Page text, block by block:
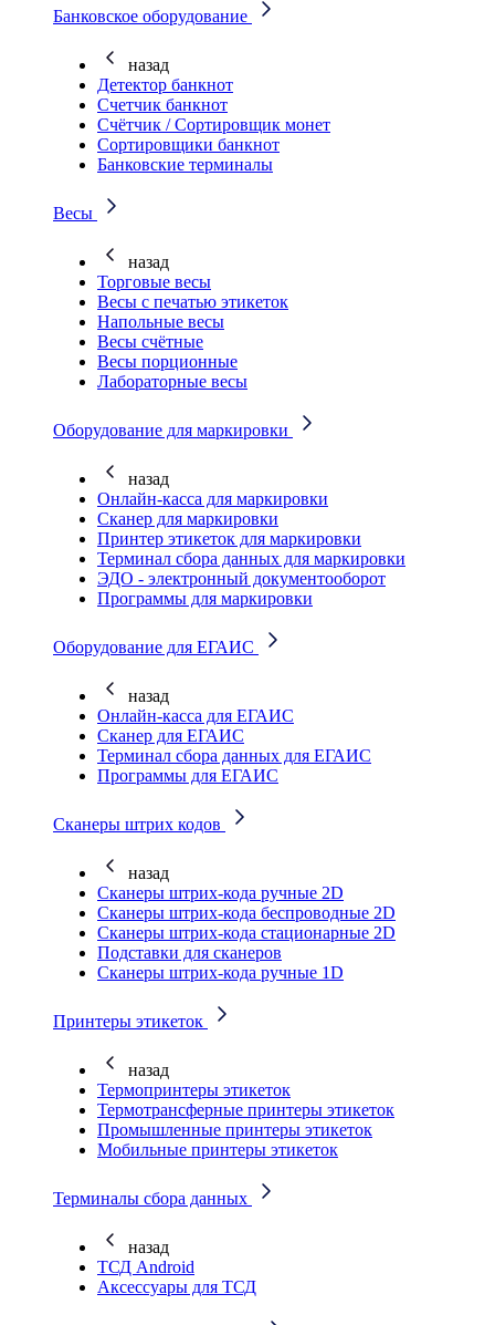
Банковское оборудование
назад
Детектор банкнот
Счетчик банкнот
Счётчик / Сортировщик монет
Сортировщики банкнот
Банковские терминалы
Весы
назад
Торговые весы
Весы с печатью этикеток
Напольные весы
Весы счётные
Весы порционные
Лабораторные весы
Оборудование для маркировки
назад
Онлайн-касса для маркировки
Сканер для маркировки
Принтер этикеток для маркировки
Терминал сбора данных для маркировки
ЭДО - электронный документооборот
Программы для маркировки
Оборудование для ЕГАИС
назад
Онлайн-касса для ЕГАИС
Сканер для ЕГАИС
Терминал сбора данных для ЕГАИС
Программы для ЕГАИС
Сканеры штрих кодов
назад
Сканеры штрих-кода ручные 2D
Сканеры штрих-кода беспроводные 2D
Cканеры штрих-кода стационарные 2D
Подставки для сканеров
Сканеры штрих-кода ручные 1D
Принтеры этикеток
назад
Термопринтеры этикеток
Термотрансферные принтеры этикеток
Промышленные принтеры этикеток
Мобильные принтеры этикеток
Терминалы сбора данных
назад
ТСД Android
Аксессуары для ТСД